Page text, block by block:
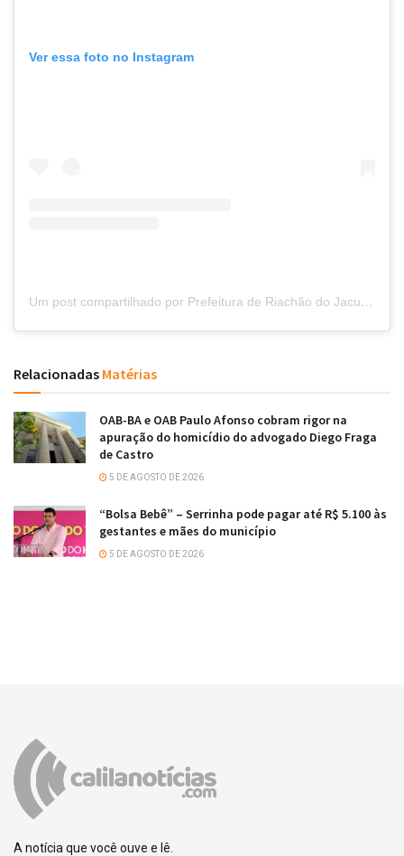
Ver essa foto no Instagram
Um post compartilhado por Prefeitura de Riachão do Jacuípe (@prefriachaodojacuipe)
Relacionadas Matérias
OAB-BA e OAB Paulo Afonso cobram rigor na
apuração do homicídio do advogado Diego Fraga
de Castro
5 DE AGOSTO DE 2026
“Bolsa Bebê” – Serrinha pode pagar até R$ 5.100 às
gestantes e mães do município
5 DE AGOSTO DE 2026
A notícia que você ouve e lê.